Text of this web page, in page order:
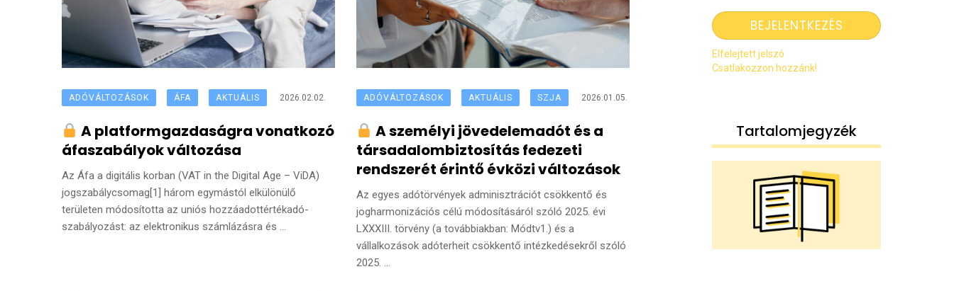
ADÓVÁLTOZÁSOK ÁFA AKTUÁLIS 2026.02.02.
A platformgazdaságra vonatkozó
áfaszabályok változása
Az Áfa a digitális korban (VAT in the Digital Age – ViDA)
jogszabálycsomag[1] három egymástól elkülönülő
területen módosította az uniós hozzáadottértékadó-
szabályozást: az elektronikus számlázásra és ...
ADÓVÁLTOZÁSOK AKTUÁLIS SZJA 2026.01.05.
A személyi jövedelemadót és a
társadalombiztosítás fedezeti
rendszerét érintő évközi változások
Az egyes adótörvények adminisztrációt csökkentő és
jogharmonizációs célú módosításáról szóló 2025. évi
LXXXIII. törvény (a továbbiakban: Módtv1.) és a
vállalkozások adóterheit csökkentő intézkedésekről szóló
2025. ...
Elfelejtett jelszó
Csatlakozzon hozzánk!
Tartalomjegyzék